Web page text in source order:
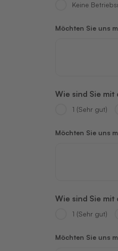
Keine
Möchten Sie uns
Wie sind Sie
1 (Sehr gut)
Möchten Sie uns
Wie sind Sie
1 (Sehr gut)
Möchten Sie uns